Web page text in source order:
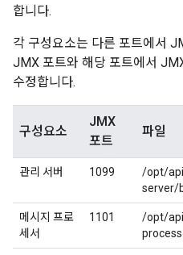
합니다.
각 구성요소는 다른 포트에서
JMX 포트와 해당 포트에서
수정합니다.
구성요소
JMX
포트
파일
관리 서버 1099
/opt/
server/
메시지 프로
세서
1101
/opt/